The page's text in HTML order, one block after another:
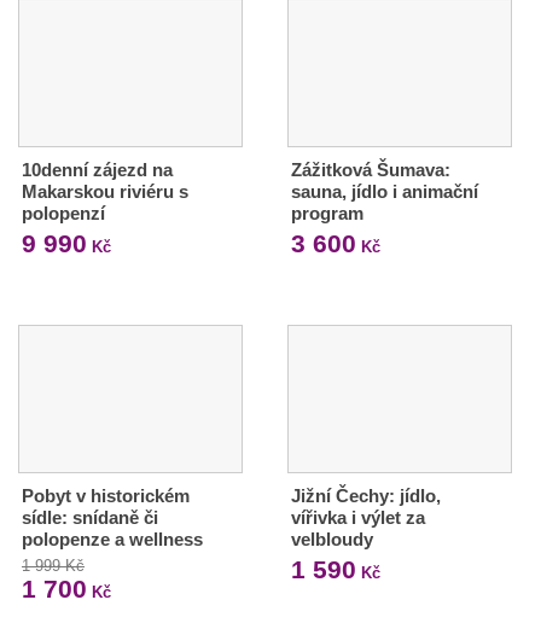
10denní zájezd na
Makarskou riviéru s
polopenzí
9 990 Kč
Zážitková Šumava:
sauna, jídlo i animační
program
3 600 Kč
Pobyt v historickém
sídle: snídaně či
polopenze a wellness
1 999 Kč
1 700 Kč
Jižní Čechy: jídlo,
vířivka i výlet za
velbloudy
1 590 Kč